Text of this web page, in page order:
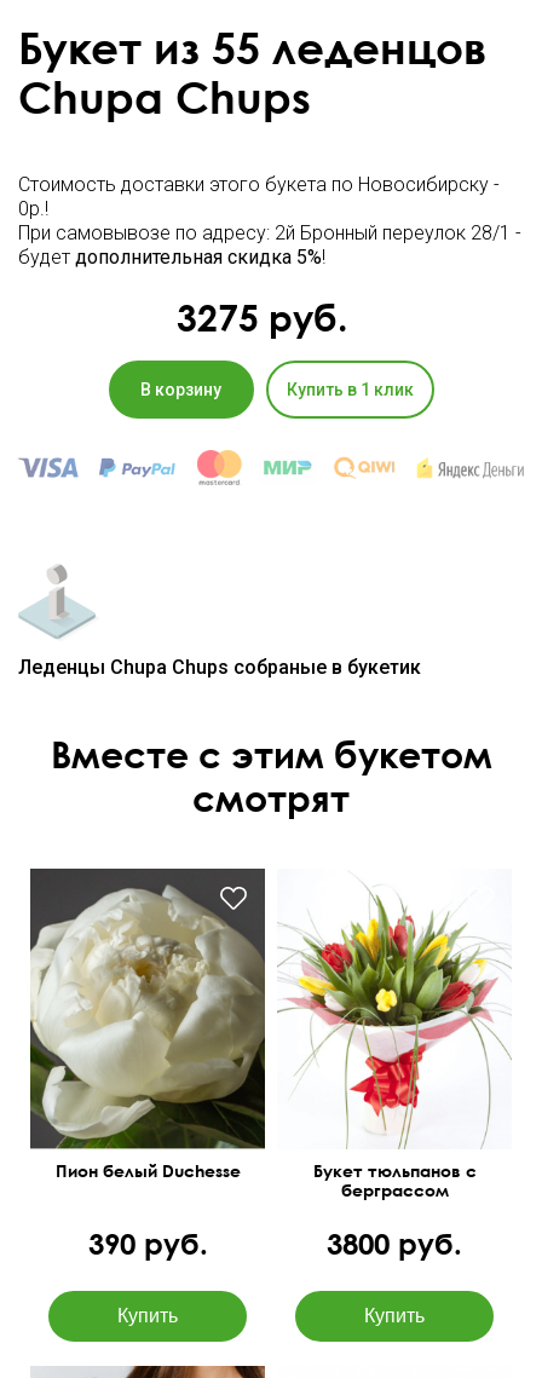
Букет из 55 леденцов
Chupa Chups
Стоимость доставки этого букета по Новосибирску -
0р.!
При самовывозе по адресу: 2й Бронный переулок 28/1 -
будет дополнительная скидка 5%!
3275 руб.
В корзину Купить в 1 клик
Леденцы Chupa Chups собраные в букетик
Вместе с этим букетом
смотрят
Пион белый Duchesse
390 руб.
Букет тюльпанов с
берграссом
3800 руб.